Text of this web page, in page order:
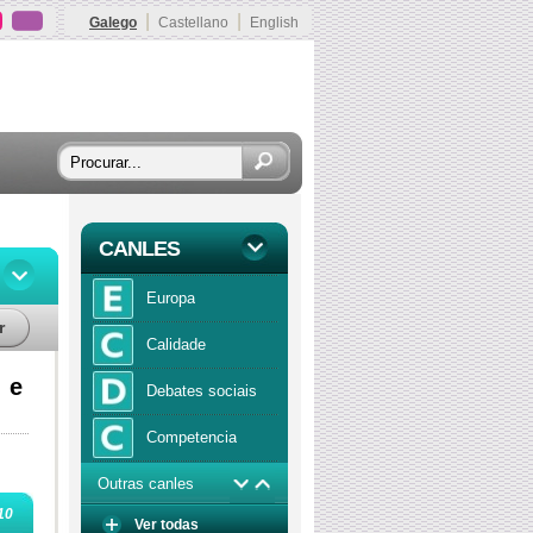
Galego Castellano English
e
CANLES
Europa
Calidade
Debates sociais
Competencia
Economía
Outras canles
Ver todas